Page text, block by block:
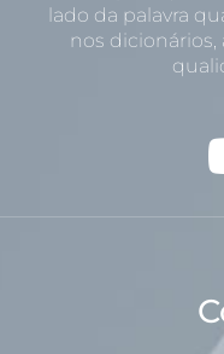
lado da palavra
nos dicionários,